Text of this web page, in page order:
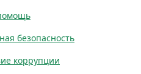
безопасность
коррупции